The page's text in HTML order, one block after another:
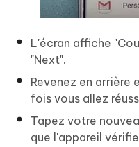
L'écran affiche
"Next".
Revenez en
fois vous allez
Tapez votre
que l'appareil